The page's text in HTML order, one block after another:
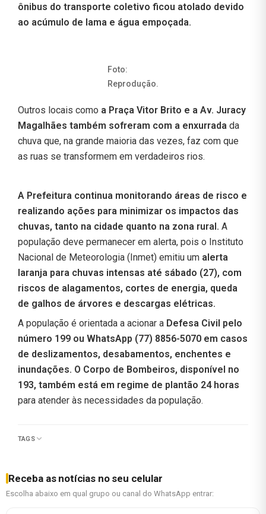
ônibus do transporte coletivo ficou atolado devido
ao acúmulo de lama e água empoçada.
Foto:
Reprodução.
Outros locais como a Praça Vitor Brito e a Av. Juracy
Magalhães também sofreram com a enxurrada da
chuva que, na grande maioria das vezes, faz com que
as ruas se transformem em verdadeiros rios.
A Prefeitura continua monitorando áreas de risco e
realizando ações para minimizar os impactos das
chuvas, tanto na cidade quanto na zona rural. A
população deve permanecer em alerta, pois o Instituto
Nacional de Meteorologia (Inmet) emitiu um alerta
laranja para chuvas intensas até sábado (27), com
riscos de alagamentos, cortes de energia, queda
de galhos de árvores e descargas elétricas.
A população é orientada a acionar a Defesa Civil pelo
número 199 ou WhatsApp (77) 8856-5070 em casos
de deslizamentos, desabamentos, enchentes e
inundações. O Corpo de Bombeiros, disponível no
193, também está em regime de plantão 24 horas
para atender às necessidades da população.
TAGS
Receba as notícias no seu celular
Escolha abaixo em qual grupo ou canal do WhatsApp entrar: